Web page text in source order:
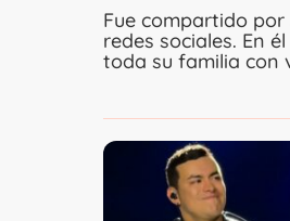
Fue compartido por
redes sociales. En
toda su familia con